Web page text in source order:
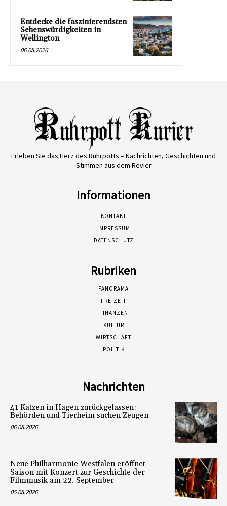
Entdecke die faszinierendsten
Sehenswürdigkeiten in
Wellington
06.08.2026
Erleben Sie das Herz des Ruhrpotts – Nachrichten, Geschichten und
Stimmen aus dem Revier
Informationen
KONTAKT
IMPRESSUM
DATENSCHUTZ
Rubriken
PANORAMA
FREIZEIT
FINANZEN
KULTUR
WIRTSCHAFT
POLITIK
Nachrichten
41 Katzen in Hagen zurückgelassen:
Behörden und Tierheim suchen Zeugen
06.08.2026
Neue Philharmonie Westfalen eröffnet
Saison mit Konzert zur Geschichte der
Filmmusik am 22. September
05.08.2026